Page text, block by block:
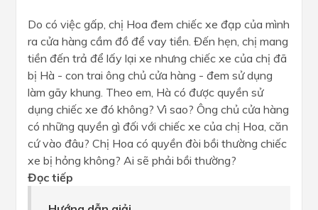
Do có việc gấp, chị Hoa đem chiếc xe đạp của mình
ra cửa hàng cầm đồ để vay tiền. Đến hẹn, chị mang
tiền đến trả để lấy lại xe nhưng chiếc xe của chị đã
bị Hà - con trai ông chủ cửa hàng - đem sử dụng
làm gãy khung. Theo em, Hà có được quyền sử
dụng chiếc xe đó không? Vì sao? Ông chủ cửa hàng
có những quyền gì đối với chiếc xe của chị Hoa, căn
cứ vào đâu? Chị Hoa có quyền đòi bồi thường chiếc
xe bị hỏng không? Ai sẽ phải bồi thường?
Đọc tiếp